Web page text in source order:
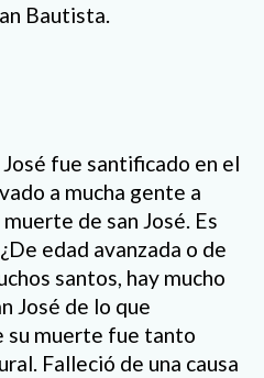
Bautista.
fue santificado en el
a mucha gente a
de san José. Es
edad avanzada o de
santos, hay mucho
José de lo que
su muerte fue tanto
Falleció de una causa